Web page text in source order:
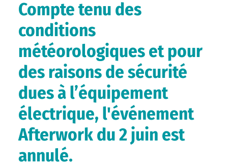
Compte tenu des
conditions
météorologiques et pour
des raisons de sécurité
dues à l’équipement
électrique, l'événement
Afterwork du 2 juin est
annulé.